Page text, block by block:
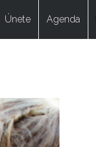
Únete Agenda